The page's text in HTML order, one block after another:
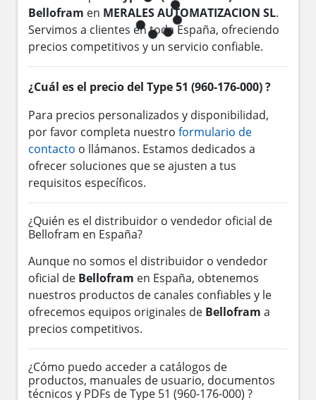
Bellofram en MERALES AUTOMATIZACION SL.
Servimos a clientes en toda España, ofreciendo
precios competitivos y un servicio confiable.
¿Cuál es el precio del Type 51 (960-176-000) ?
Para precios personalizados y disponibilidad,
por favor completa nuestro formulario de
contacto o llámanos. Estamos dedicados a
ofrecer soluciones que se ajusten a tus
requisitos específicos.
¿Quién es el distribuidor o vendedor oficial de
Bellofram en España?
Aunque no somos el distribuidor o vendedor
oficial de Bellofram en España, obtenemos
nuestros productos de canales confiables y le
ofrecemos equipos originales de Bellofram a
precios competitivos.
¿Cómo puedo acceder a catálogos de
productos, manuales de usuario, documentos
técnicos y PDFs de Type 51 (960-176-000) ?